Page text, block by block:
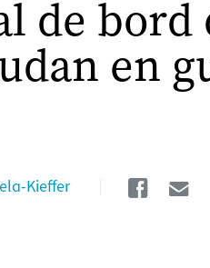
de
en
Kieffer